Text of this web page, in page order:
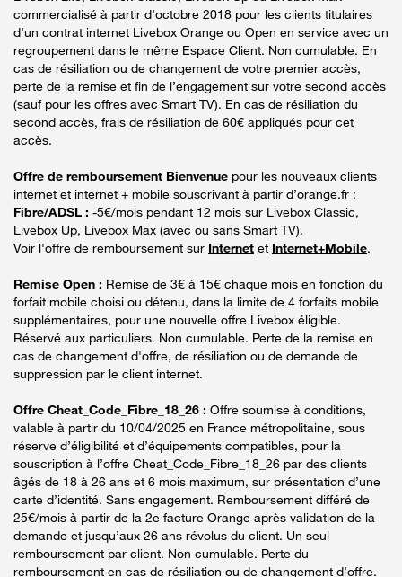
commercialisé à partir d’octobre 2018 pour les clients titulaires
d’un contrat internet Livebox Orange ou Open en service avec un
regroupement dans le même Espace Client. Non cumulable. En
cas de résiliation ou de changement de votre premier accès,
perte de la remise et fin de l’engagement sur votre second accès
(sauf pour les offres avec Smart TV). En cas de résiliation du
second accès, frais de résiliation de 60€ appliqués pour cet
accès.
Offre de remboursement Bienvenue pour les nouveaux clients
internet et internet + mobile souscrivant à partir d’orange.fr :
Fibre/ADSL : -5€/mois pendant 12 mois sur Livebox Classic,
Livebox Up, Livebox Max (avec ou sans Smart TV).
Voir l'offre de remboursement sur Internet et Internet+Mobile.
Remise Open : Remise de 3€ à 15€ chaque mois en fonction du
forfait mobile choisi ou détenu, dans la limite de 4 forfaits mobile
supplémentaires, pour une nouvelle offre Livebox éligible.
Réservé aux particuliers. Non cumulable. Perte de la remise en
cas de changement d'offre, de résiliation ou de demande de
suppression par le client internet.
Offre Cheat_Code_Fibre_18_26 : Offre soumise à conditions,
valable à partir du 10/04/2025 en France métropolitaine, sous
réserve d’éligibilité et d’équipements compatibles, pour la
souscription à l’offre Cheat_Code_Fibre_18_26 par des clients
âgés de 18 à 26 ans et 6 mois maximum, sur présentation d’une
carte d’identité. Sans engagement. Remboursement différé de
25€/mois à partir de la 2e facture Orange après validation de la
demande et jusqu’aux 26 ans révolus du client. Un seul
remboursement par client. Non cumulable. Perte du
remboursement en cas de résiliation ou de changement d’offre.